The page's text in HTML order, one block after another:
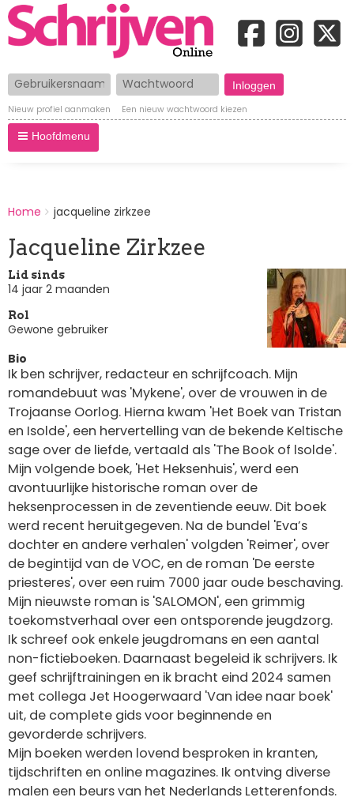
Gebruikersnaam Wachtwoord
Nieuw profiel aanmaken Een nieuw wachtwoord kiezen
Hoofdmenu
BREADCRUMBS
You
here:
Home jacqueline zirkzee
Jacqueline Zirkzee
Lid sinds
14 jaar 2 maanden
Rol
Gewone gebruiker
Bio
Ik ben schrijver, redacteur en schrijfcoach. Mijn
romandebuut was 'Mykene', over de vrouwen in de
Trojaanse Oorlog. Hierna kwam 'Het Boek van Tristan
en Isolde', een hervertelling van de bekende Keltische
sage over de liefde, vertaald als 'The Book of lsolde'.
Mijn volgende boek, 'Het Heksenhuis', werd een
avontuurlijke historische roman over de
heksenprocessen in de zeventiende eeuw. Dit boek
werd recent heruitgegeven. Na de bundel 'Eva’s
dochter en andere verhalen' volgden 'Reimer', over
de begintijd van de VOC, en de roman 'De eerste
priesteres', over een ruim 7000 jaar oude beschaving.
Mijn nieuwste roman is 'SALOMON', een grimmig
toekomstverhaal over een ontsporende jeugdzorg.
Ik schreef ook enkele jeugdromans en een aantal
non-fictieboeken. Daarnaast begeleid ik schrijvers. Ik
geef schrijftrainingen en ik bracht eind 2024 samen
met collega Jet Hoogerwaard 'Van idee naar boek'
uit, de complete gids voor beginnende en
gevorderde schrijvers.
Mijn boeken werden lovend besproken in kranten,
tijdschriften en online magazines. Ik ontving diverse
malen een beurs van het Nederlands Letterenfonds.